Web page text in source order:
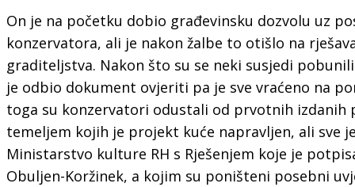
On je na početku dobio građevinsku dozvolu uz
konzervatora, ali je nakon žalbe to otišlo na
graditeljstva. Nakon što su se neki susjedi
je odbio dokument ovjeriti pa je sve vraćeno na
toga su konzervatori odustali od prvotnih izdanih
temeljem kojih je projekt kuće napravljen, ali sve
Ministarstvo kulture RH s Rješenjem koje je
Obuljen-Koržinek, a kojim su poništeni posebni